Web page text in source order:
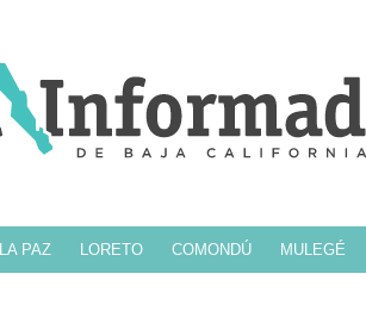
LA PAZ LORETO COMONDÚ MULEGÉ